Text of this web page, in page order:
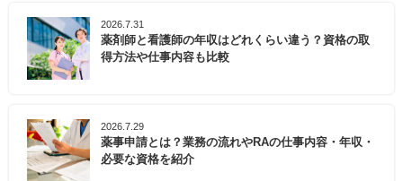
2026.7.31
薬剤師と看護師の年収はどれくらい違う？資格の取
得方法や仕事内容も比較
2026.7.29
薬事申請とは？業務の流れやRAの仕事内容・年収・
必要な資格を紹介